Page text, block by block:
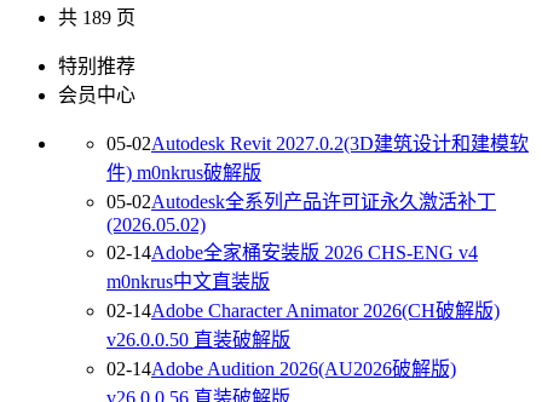
共 189 页
特别推荐
会员中心
05-02Autodesk Revit 2027.0.2(3D建筑设计和建模软
件) m0nkrus破解版
05-02Autodesk全系列产品许可证永久激活补丁
(2026.05.02)
02-14Adobe全家桶安装版 2026 CHS-ENG v4
m0nkrus中文直装版
02-14Adobe Character Animator 2026(CH破解版)
v26.0.0.50 直装破解版
02-14Adobe Audition 2026(AU2026破解版)
v26.0.0.56 直装破解版